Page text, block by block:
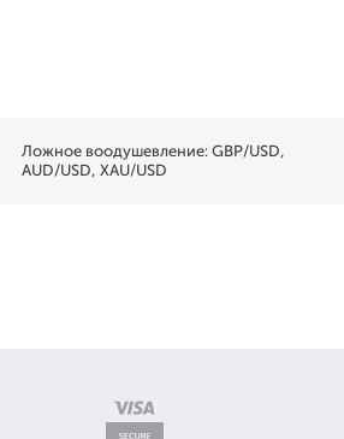
Ложное воодушевление: GBP/USD,
AUD/USD, XAU/USD